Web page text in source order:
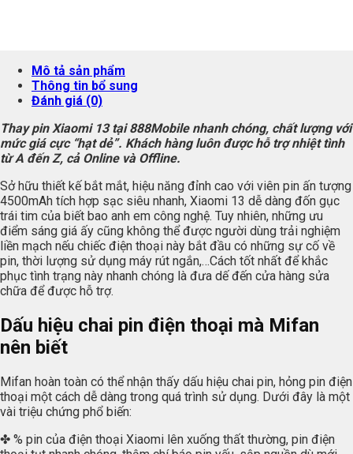
Mô tả sản phẩm
Thông tin bổ sung
Đánh giá (0)
Thay pin Xiaomi 13 tại 888Mobile nhanh chóng, chất lượng với
mức giá cực “hạt dẻ”. Khách hàng luôn được hỗ trợ nhiệt tình
từ A đến Z, cả Online và Offline.
Sở hữu thiết kế bắt mắt, hiệu năng đỉnh cao với viên pin ấn tượng
4500mAh tích hợp sạc siêu nhanh, Xiaomi 13 dễ dàng đốn gục
trái tim của biết bao anh em công nghệ. Tuy nhiên, những ưu
điểm sáng giá ấy cũng không thể được người dùng trải nghiệm
liền mạch nếu chiếc điện thoại này bắt đầu có những sự cố về
pin, thời lượng sử dụng máy rút ngắn,…Cách tốt nhất để khắc
phục tình trạng này nhanh chóng là đưa dế đến cửa hàng sửa
chữa để được hỗ trợ.
Dấu hiệu chai pin điện thoại mà Mifan
nên biết
Mifan hoàn toàn có thể nhận thấy dấu hiệu chai pin, hỏng pin điện
thoại một cách dễ dàng trong quá trình sử dụng. Dưới đây là một
vài triệu chứng phổ biến:
✤ % pin của điện thoại Xiaomi lên xuống thất thường, pin điện